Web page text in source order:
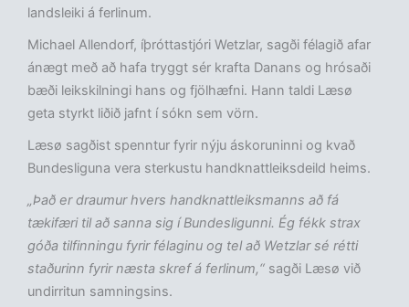
landsleiki á ferlinum.
Michael Allendorf, íþróttastjóri Wetzlar, sagði félagið afar
ánægt með að hafa tryggt sér krafta Danans og hrósaði
bæði leikskilningi hans og fjölhæfni. Hann taldi Læsø
geta styrkt liðið jafnt í sókn sem vörn.
Læsø sagðist spenntur fyrir nýju áskoruninni og kvað
Bundesliguna vera sterkustu handknattleiksdeild heims.
„Það er draumur hvers handknattleiksmanns að fá
tækifæri til að sanna sig í Bundesligunni. Ég fékk strax
góða tilfinningu fyrir félaginu og tel að Wetzlar sé rétti
staðurinn fyrir næsta skref á ferlinum,“ sagði Læsø við
undirritun samningsins.